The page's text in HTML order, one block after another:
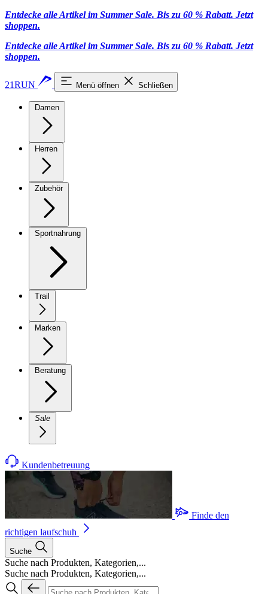
Entdecke alle Artikel im Summer Sale. Bis zu 60 % Rabatt. Jetzt
shoppen.
Entdecke alle Artikel im Summer Sale. Bis zu 60 % Rabatt. Jetzt
shoppen.
21RUN Menü öffnen Schließen
Damen
Herren
Zubehör
Sportnahrung
Trail
Marken
Beratung
Sale
Kundenbetreuung
Finde den
richtigen laufschuh
Suche
Suche nach Produkten, Kategorien,...
Suche nach Produkten, Kategorien,...